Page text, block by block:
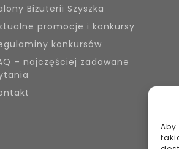
Biżuterii Szyszka
promocje i konkursy
konkursów
– najczęściej zadawane